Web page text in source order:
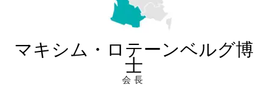
マキシム・ロテーンベルグ博
士
会長